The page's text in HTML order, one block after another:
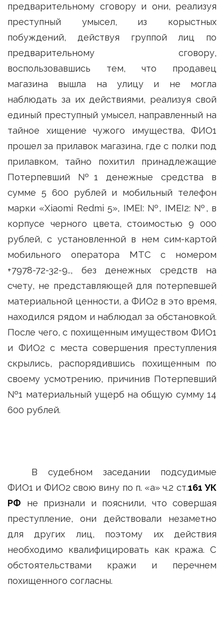
предварительному сговору и они, реализуя
преступный умысел, из корыстных
побуждений, действуя группой лиц по
предварительному сговору,
воспользовавшись тем, что продавец
магазина вышла на улицу и не могла
наблюдать за их действиями, реализуя свой
единый преступный умысел, направленный на
тайное хищение чужого имущества, ФИО1
прошел за прилавок магазина, где с полки под
прилавком, тайно похитил принадлежащие
Потерпевший №1 денежные средства в
сумме 5 600 рублей и мобильный телефон
марки «Xiaomi Redmi 5», IMEI: №, IMEI2: №, в
корпусе черного цвета, стоимостью 9 000
рублей, с установленной в нем сим-картой
мобильного оператора МТС с номером
+7978-72-32-9.., без денежных средств на
счету, не представляющей для потерпевшей
материальной ценности, а ФИО2 в это время,
находился рядом и наблюдал за обстановкой.
После чего, с похищенным имуществом ФИО1
и ФИО2 с места совершения преступления
скрылись, распорядившись похищенным по
своему усмотрению, причинив Потерпевший
№1 материальный ущерб на общую сумму 14
600 рублей.
В судебном заседании подсудимые
ФИО1 и ФИО2 свою вину по п. «а» ч.2 ст.161 УК
РФ не признали и пояснили, что совершая
преступление, они действовали незаметно
для других лиц, поэтому их действия
необходимо квалифицировать как кража. С
обстоятельствами кражи и перечнем
похищенного согласны.